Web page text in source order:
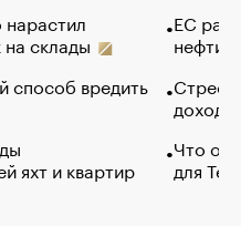
склады
способ вредить
яхт и квартир
ЕС
нефти
Что
для